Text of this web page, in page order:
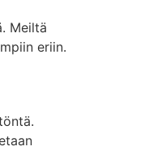
Meiltä
eriin.